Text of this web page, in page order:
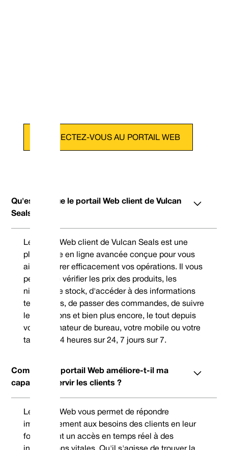
CONNECTEZ-VOUS AU PORTAIL WEB
Qu'est-ce que le portail Web client de Vulcan
Seals ?
Le portail Web client de Vulcan Seals est une
plateforme en ligne avancée conçue pour vous
aider à gérer efficacement vos opérations. Il vous
permet de vérifier les prix des produits, les
niveaux de stock, d'accéder à des informations
techniques, de passer des commandes, de suivre
les livraisons et bien plus encore, le tout depuis
votre ordinateur de bureau, votre mobile ou votre
tablette, 24 heures sur 24, 7 jours sur 7.
Comment le portail Web améliore-t-il ma
capacité à servir les clients ?
Le portail Web vous permet de répondre
immédiatement aux besoins des clients en leur
fournissant un accès en temps réel à des